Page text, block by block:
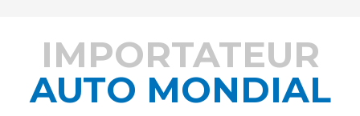
DÉCOUVREZ COMMENT
IMPORTATEUR
AUTO MONDIAL